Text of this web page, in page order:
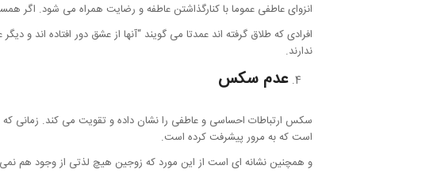
انزوای عاطفی عموما با کنارگذاشتن عاطفه و رضایت همراه می شود. اگر
افرادی که طلاق گرفته اند عمدتا می گویند “آنها از عشق دور افتاده اند و
ندارند.
عدم سکس
سکس ارتباطات احساسی و عاطفی را نشان داده و تقویت می کند. زمانی
است که به مرور پیشرفت کرده است.
و همچنین نشانه ای است از این مورد که زوجین هیچ لذتی از وجود هم نمی